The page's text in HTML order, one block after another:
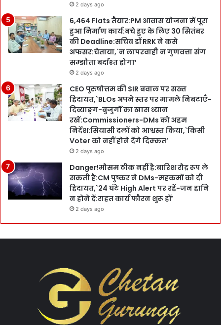
2 days ago
6,464 Flats तैयार:PM आवास योजना में पूरा
हुआ निर्माण कार्य:बचे हुए के लिए 30 सितंबर
की Deadline:सचिव डॉ RRK ने कसे
अफसर:चेताया,`न लापरवाही न गुणवत्ता संग
सम्झौता बर्दाश्त होगा’
2 days ago
CEO पुरुषोत्तम की SIR बवाल पर सख्त
हिदायत,`BLOs अपने स्तर पर मामले निबटाएँ-
दिव्याङ्ग-बुजुर्गों का खास ध्यान
रखें:Commissioners-DMs को अहम
निर्देश:सियासी दलों को आश्वस्त किया,`किसी
Voter को नहीं होने देंगे दिक्कत’
2 days ago
Danger!मौसम ठीक नहीं है:बारिश रौद्र रूप ले
सकती है:CM पुष्कर ने DMs-महकमों को दी
हिदायत,`24 घंटे High Alert पर रहें-जन हानि
न होने दें:राहत कार्य फौरन शुरू हों’
2 days ago